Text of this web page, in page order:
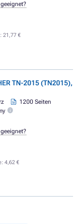
21,77 €
TN-2015 (TN2015),
1200 Seiten
4,62 €